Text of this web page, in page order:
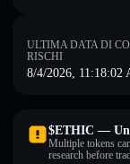
ULTIMA DATA DI
RISCHI
8/4/2026, 11:18:02
$ETHIC —
Multiple tokens
research before